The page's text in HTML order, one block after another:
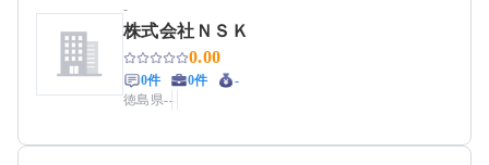
-
株式会社ＮＳＫ
0.00
0件 0件
-
徳島県--